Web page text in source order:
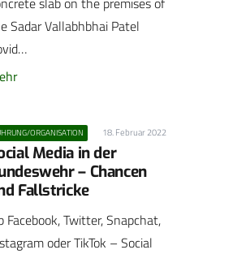
Sadar Vallabhbhai Patel
ORGANISATION 18. Februar 2022
Media in der
– Chancen
Fallstricke
Facebook, Twitter, Snapchat,
oder TikTok – Social